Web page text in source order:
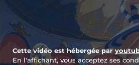
Cette vidéo est hébergée par
En l'affichant, vous acceptez ses